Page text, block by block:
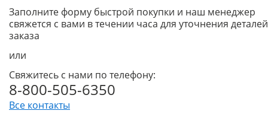
Заполните форму быстрой покупки и наш менеджер
свяжется с вами в течении часа для уточнения деталей
заказа
или
Свяжитесь с нами по телефону:
8-800-505-6350
Все контакты